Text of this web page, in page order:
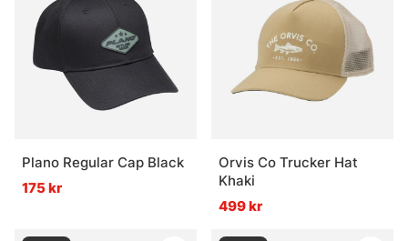
Plano Regular Cap Black
175 kr
Orvis Co Trucker Hat
Khaki
499 kr